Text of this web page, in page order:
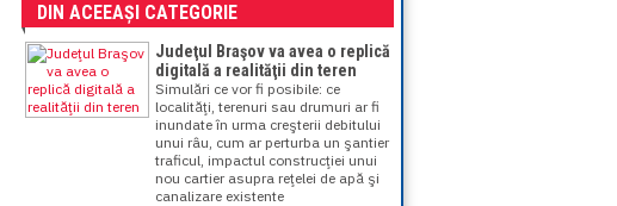
DIN ACEEAȘI CATEGORIE
Judeţul Braşov va avea o replică
digitală a realităţii din teren
Simulări ce vor fi posibile: ce
localităţi, terenuri sau drumuri ar fi
inundate în urma creşterii debitului
unui râu, cum ar perturba un şantier
traficul, impactul construcţiei unui
nou cartier asupra reţelei de apă şi
canalizare existente